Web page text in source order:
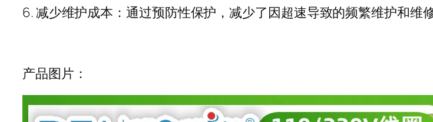
6.减少维护成本：通过预防性保护，减少了因超速导致的频繁维护和维修
产品图片：